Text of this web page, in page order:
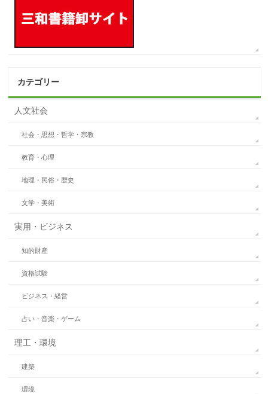
カテゴリー
人文社会
社会・思想・哲学・宗教
教育・心理
地理・民俗・歴史
文学・美術
実用・ビジネス
知的財産
資格試験
ビジネス・経営
占い・音楽・ゲーム
理工・環境
建築
環境